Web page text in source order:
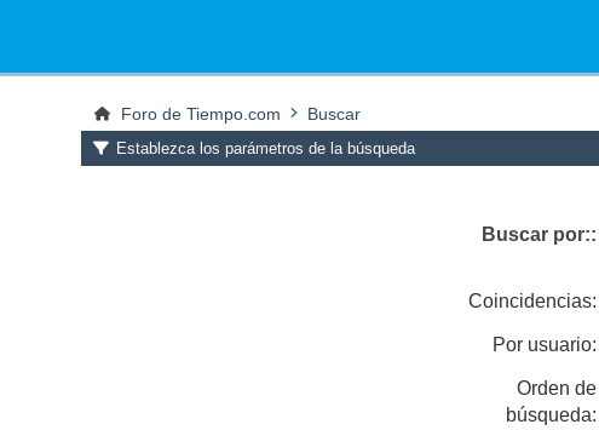
Foro de Tiempo.com Buscar
Establezca los parámetros de la búsqueda
Buscar por::
Coincidencias:
Por usuario:
Orden de
búsqueda: